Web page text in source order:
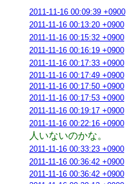
2011-11-16 00:09:39 +0900
2011-11-16 00:13:20 +0900
2011-11-16 00:15:32 +0900
2011-11-16 00:16:19 +0900
2011-11-16 00:17:33 +0900
2011-11-16 00:17:49 +0900
2011-11-16 00:17:50 +0900
2011-11-16 00:17:53 +0900
2011-11-16 00:19:17 +0900
2011-11-16 00:22:16 +0900
人いないのかな。
2011-11-16 00:33:23 +0900
2011-11-16 00:36:42 +0900
2011-11-16 00:36:42 +0900